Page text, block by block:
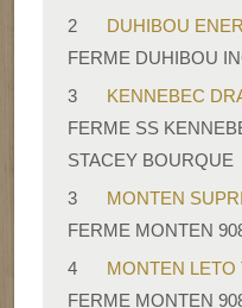
2
DUHIBOU
FERME DUHIBOU
3
KENNEBEC
FERME SS
STACEY BOURQUE
3
MONTEN
FERME MONTEN
4
MONTEN LETO
FERME MONTEN